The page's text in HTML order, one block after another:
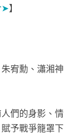
➤】
宥勳、瀟湘神
們的身影、情
予戰爭籠罩下